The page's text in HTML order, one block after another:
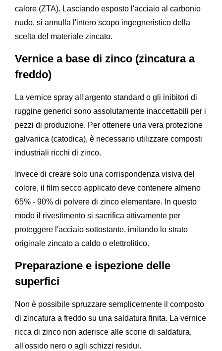
calore (ZTA). Lasciando esposto l'acciaio al carbonio
nudo, si annulla l'intero scopo ingegneristico della
scelta del materiale zincato.
Vernice a base di zinco (zincatura a
freddo)
La vernice spray all'argento standard o gli inibitori di
ruggine generici sono assolutamente inaccettabili per i
pezzi di produzione. Per ottenere una vera protezione
galvanica (catodica), è necessario utilizzare composti
industriali ricchi di zinco.
Invece di creare solo una corrispondenza visiva del
colore, il film secco applicato deve contenere almeno
65% - 90% di polvere di zinco elementare. In questo
modo il rivestimento si sacrifica attivamente per
proteggere l'acciaio sottostante, imitando lo strato
originale zincato a caldo o elettrolitico.
Preparazione e ispezione delle
superfici
Non è possibile spruzzare semplicemente il composto
di zincatura a freddo su una saldatura finita. La vernice
ricca di zinco non aderisce alle scorie di saldatura,
all'ossido nero o agli schizzi residui.